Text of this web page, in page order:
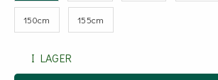
150cm 155cm
I LAGER